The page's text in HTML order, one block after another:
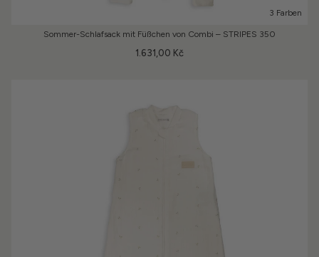
3 Farben
Sommer-Schlafsack mit Füßchen von Combi – STRIPES 350
1.631,00 Kč